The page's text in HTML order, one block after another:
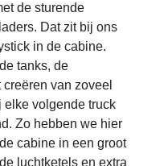
de sturende
Dat zit bij ons
in de cabine.
tanks, de
van zoveel
elke volgende truck
Zo hebben we hier
cabine in een groot
luchtketels en extra